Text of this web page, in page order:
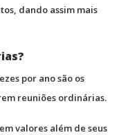
dando assim mais
por ano são os
reuniões ordinárias.
valores além de seus